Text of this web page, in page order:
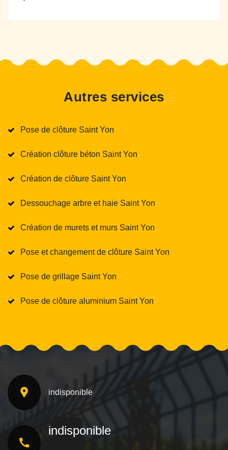
Autres services
Pose de clôture Saint Yon
Création clôture béton Saint Yon
Création de clôture Saint Yon
Dessouchage arbre et haie Saint Yon
Création de murets et murs Saint Yon
Pose et changement de clôture Saint Yon
Pose de grillage Saint Yon
Pose de clôture aluminium Saint Yon
indisponible
indisponible